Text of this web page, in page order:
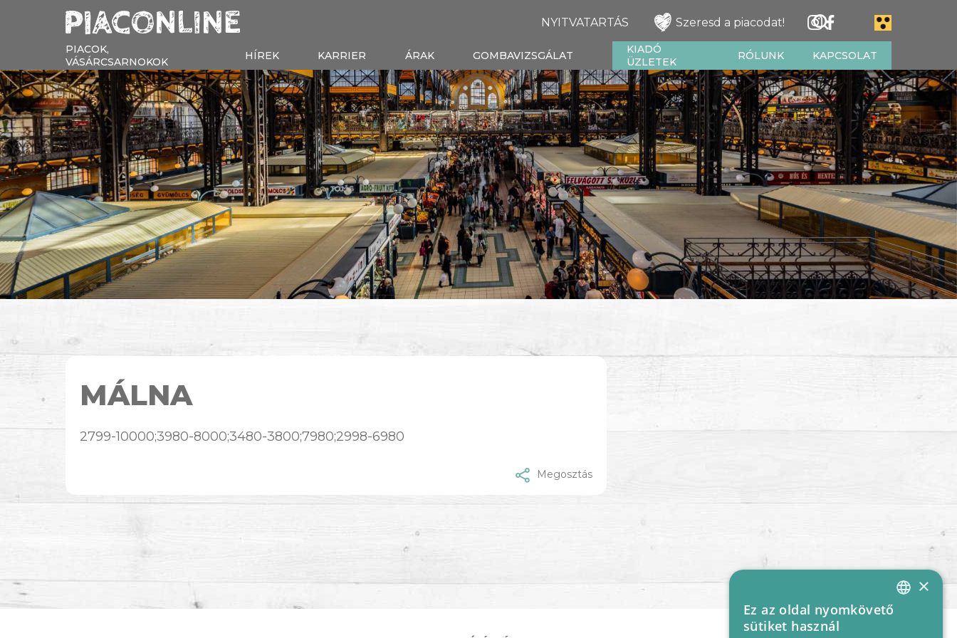
NYITVATARTÁS Szeresd a piacodat!
PIACOK,
VÁSÁRCSARNOKOK
HÍREK KARRIER ÁRAK GOMBAVIZSGÁLAT
KIADÓ
ÜZLETEK
RÓLUNK KAPCSOLAT
MÁLNA
2799-10000;3980-8000;3480-3800;7980;2998-6980
Megosztás
HUNGARIAN
×
Ez az oldal nyomkövető
sütiket használ